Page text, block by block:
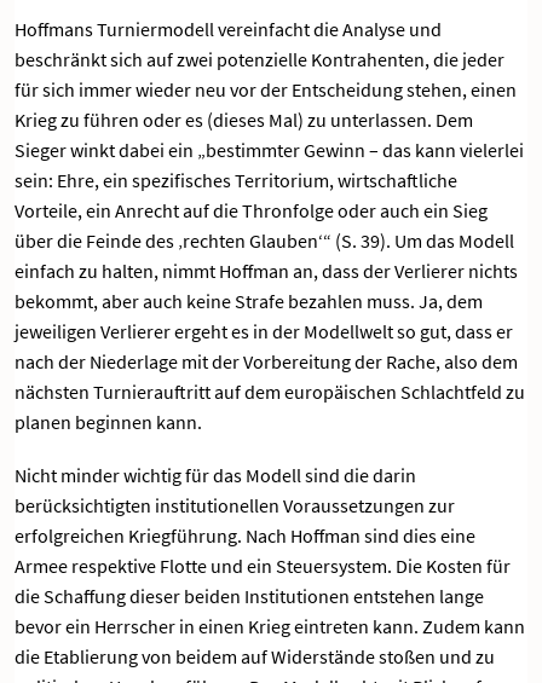
Hoffmans Turniermodell vereinfacht die Analyse und
beschränkt sich auf zwei potenzielle Kontrahenten, die jeder
für sich immer wieder neu vor der Entscheidung stehen, einen
Krieg zu führen oder es (dieses Mal) zu unterlassen. Dem
Sieger winkt dabei ein „bestimmter Gewinn – das kann vielerlei
sein: Ehre, ein spezifisches Territorium, wirtschaftliche
Vorteile, ein Anrecht auf die Thronfolge oder auch ein Sieg
über die Feinde des ‚rechten Glauben‘“ (S. 39). Um das Modell
einfach zu halten, nimmt Hoffman an, dass der Verlierer nichts
bekommt, aber auch keine Strafe bezahlen muss. Ja, dem
jeweiligen Verlierer ergeht es in der Modellwelt so gut, dass er
nach der Niederlage mit der Vorbereitung der Rache, also dem
nächsten Turnierauftritt auf dem europäischen Schlachtfeld zu
planen beginnen kann.
Nicht minder wichtig für das Modell sind die darin
berücksichtigten institutionellen Voraussetzungen zur
erfolgreichen Kriegführung. Nach Hoffman sind dies eine
Armee respektive Flotte und ein Steuersystem. Die Kosten für
die Schaffung dieser beiden Institutionen entstehen lange
bevor ein Herrscher in einen Krieg eintreten kann. Zudem kann
die Etablierung von beidem auf Widerstände stoßen und zu